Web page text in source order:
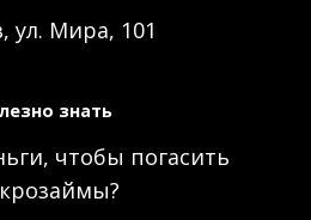
ул. Мира, 101
знать
чтобы погасить